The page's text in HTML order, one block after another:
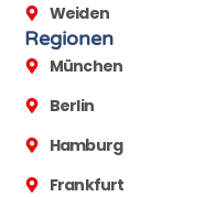
Weiden
Regionen
München
Berlin
Hamburg
Frankfurt